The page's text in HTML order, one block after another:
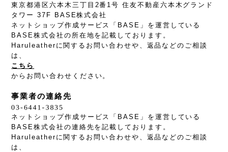
東京都港区六本木三丁目2番1号 住友不動産六本木グランド
タワー 37F BASE株式会社
ネットショップ作成サービス「BASE」を運営している
BASE株式会社の所在地を記載しております。
Haruleatherに関するお問い合わせや、返品などのご相談
は、
こちら
からお問い合わせください。
事業者の連絡先
ネットショップ作成サービス「BASE」を運営している
BASE株式会社の連絡先を記載しております。
Haruleatherに関するお問い合わせや、返品などのご相談
は、